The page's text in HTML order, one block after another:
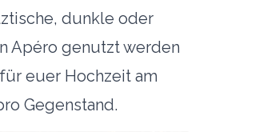
dunkle oder
Apéro genutzt werden
euer Hochzeit am
Gegenstand.